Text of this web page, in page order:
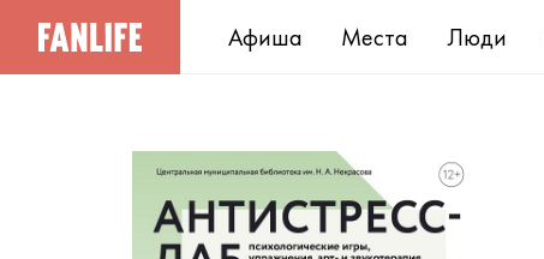
Афиша Места Люди